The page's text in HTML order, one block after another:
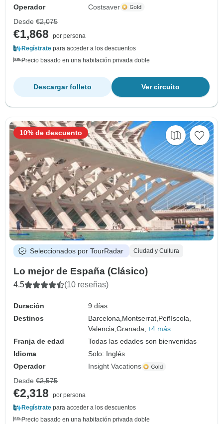
Operador
Costsaver
Desde €2,075
€1,868
por persona
Regístrate para acceder a los descuentos
Precio basado en una habitación privada doble
Ver circuito
Descargar folleto
Seleccionados por TourRadar Ciudad y Cultura
Lo mejor de España (Clásico)
4.5 (10 reseñas)
Duración
9 días
Destinos
Barcelona, Montserrat, Peñíscola,
Valencia,Granada, +4 más
Franja de edad
Todas las edades son bienvenidas
Idioma
Solo: Inglés
Operador
Insight Vacations
10% de descuento
Desde €2,575
€2,318
por persona
Regístrate para acceder a los descuentos
Precio basado en una habitación privada doble